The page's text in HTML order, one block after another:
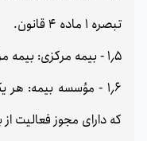
تبصره 1 ماده 4 قانون.
1٫5 - بیمه مرکزی: بیمه مرکزی جمهوری اسلامی ایران
1٫6 - مؤسسه بیمه:
که دارای مجوز فعالیت